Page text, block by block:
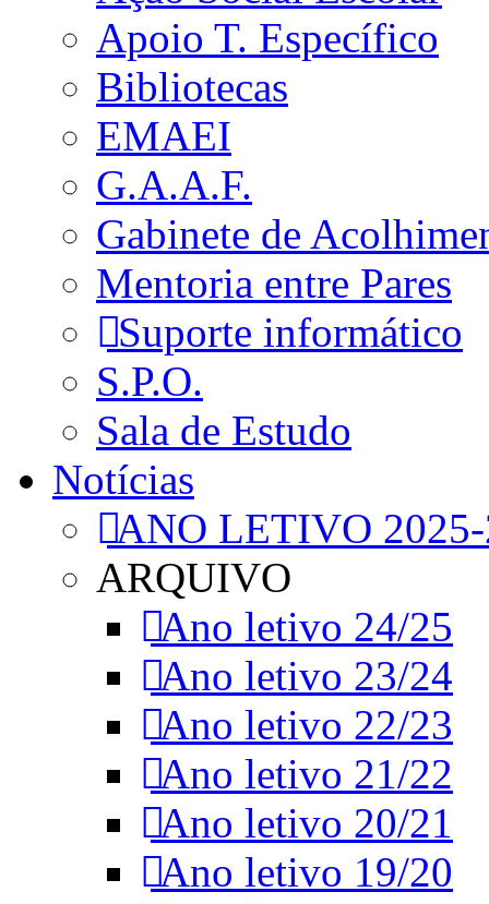
Apoio T. Específico
Bibliotecas
EMAEI
G.A.A.F.
Gabinete de
Mentoria entre Pares
Suporte informático
S.P.O.
Sala de Estudo
Notícias
ANO LETIVO
ARQUIVO
Ano letivo 24/25
Ano letivo 23/24
Ano letivo 22/23
Ano letivo 21/22
Ano letivo 20/21
Ano letivo 19/20